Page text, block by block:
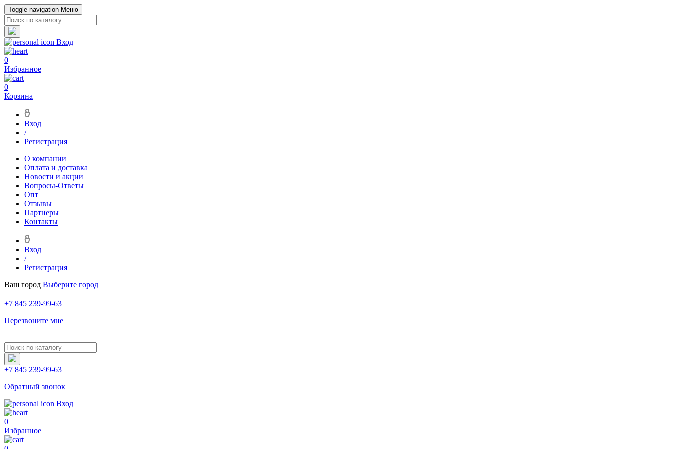
Toggle navigation Меню
Вход
0
Избранное
0
Корзина
Вход
/
Регистрация
О компании
Оплата и доставка
Новости и акции
Вопросы-Ответы
Опт
Отзывы
Партнеры
Контакты
Вход
/
Регистрация
Ваш город Выберите город
+7 845 239-99-63
Перезвоните мне
+7 845 239-99-63
Обратный звонок
Вход
0
Избранное